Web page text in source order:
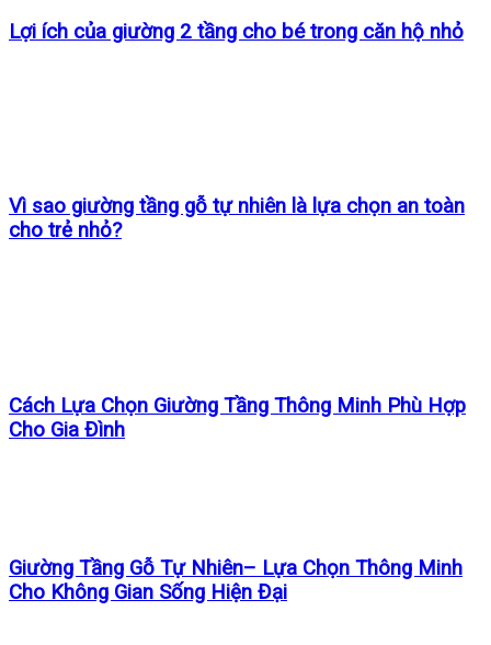
Lợi ích của giường 2 tầng cho bé trong căn hộ nhỏ
Vì sao giường tầng gỗ tự nhiên là lựa chọn an toàn
cho trẻ nhỏ?
Cách Lựa Chọn Giường Tầng Thông Minh Phù Hợp
Cho Gia Đình
Giường Tầng Gỗ Tự Nhiên– Lựa Chọn Thông Minh
Cho Không Gian Sống Hiện Đại